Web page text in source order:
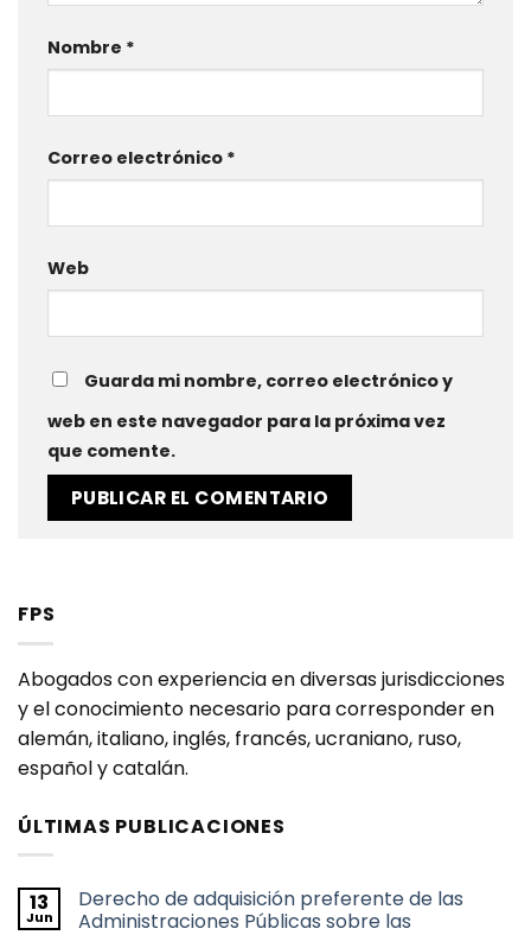
Nombre *
Correo electrónico *
Web
Guarda mi nombre, correo electrónico y
web en este navegador para la próxima vez
que comente.
FPS
Abogados con experiencia en diversas jurisdicciones
y el conocimiento necesario para corresponder en
alemán, italiano, inglés, francés, ucraniano, ruso,
español y catalán.
ÚLTIMAS PUBLICACIONES
13
Jun
Derecho de adquisición preferente de las
Administraciones Públicas sobre las